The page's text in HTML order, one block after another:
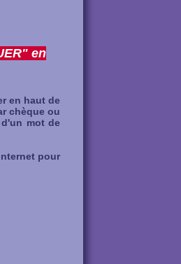
en
en haut de
chèque ou
mot de
pour